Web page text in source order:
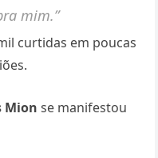
mim.”
curtidas em poucas
Mion se manifestou